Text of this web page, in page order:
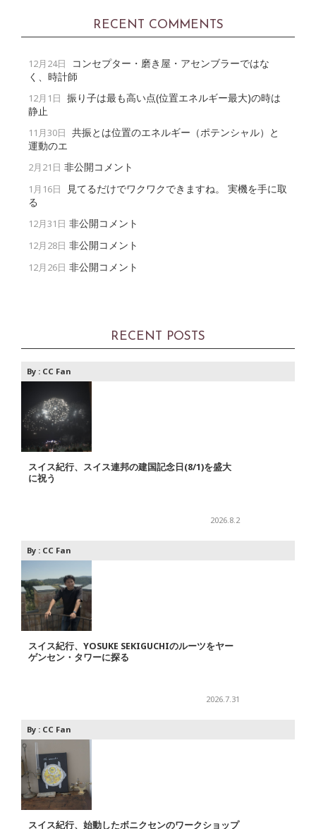
RECENT COMMENTS
12月24日
コンセプター・磨き屋・アセンブラーではな
く、時計師
12月1日 振り子は最も高い点(位置エネルギー最大)の時は
静止
11月30日 共振とは位置のエネルギー（ポテンシャル）と
運動のエ
2月21日 非公開コメント
1月16日
見てるだけでワクワクできますね。 実機を手に取
る
12月31日 非公開コメント
12月28日 非公開コメント
12月26日 非公開コメント
RECENT POSTS
By : CC Fan
スイス紀行、スイス連邦の建国記念日(8/1)を盛大
に祝う
2026.8.2
By : CC Fan
スイス紀行、YOSUKE SEKIGUCHIのルーツをヤー
ゲンセン・タワーに探る
2026.7.31
By : CC Fan
スイス紀行、始動したボニクセンのワークショップ